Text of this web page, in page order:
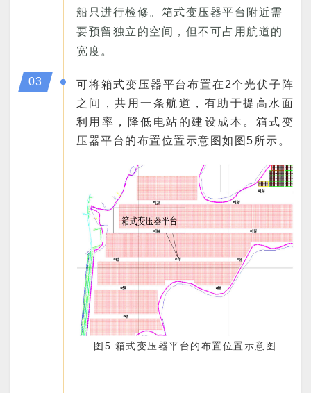
船只进行检修。箱式变压器平台附近需
要预留独立的空间，但不可占用航道的
宽度。
03
可将箱式变压器平台布置在2个光伏子阵
之间，共用一条航道，有助于提高水面
利用率，降低电站的建设成本。箱式变
压器平台的布置位置示意图如图5所示。
图5 箱式变压器平台的布置位置示意图